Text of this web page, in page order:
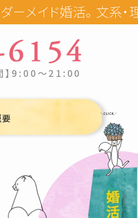
文系・理系の特性を
】9:00〜21:00
＼CLICK／